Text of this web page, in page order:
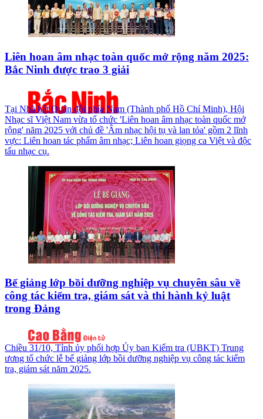
Liên hoan âm nhạc toàn quốc mở rộng năm 2025:
Bắc Ninh được trao 3 giải
Tại Nhà hát Quân đội phía Nam (Thành phố Hồ Chí Minh), Hội
Nhạc sĩ Việt Nam vừa tổ chức 'Liên hoan âm nhạc toàn quốc mở
rộng' năm 2025 với chủ đề 'Âm nhạc hội tụ và lan tỏa' gồm 2 lĩnh
vực: Liên hoan tác phẩm âm nhạc; Liên hoan giọng ca Việt và độc
tấu nhạc cụ.
Bế giảng lớp bồi dưỡng nghiệp vụ chuyên sâu về
công tác kiểm tra, giám sát và thi hành kỷ luật
trong Đảng
Chiều 31/10, Tỉnh ủy phối hợp Ủy ban Kiểm tra (UBKT) Trung
ương tổ chức lễ bế giảng lớp bồi dưỡng nghiệp vụ công tác kiểm
tra, giám sát năm 2025.